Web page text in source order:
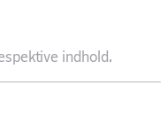
indhold.